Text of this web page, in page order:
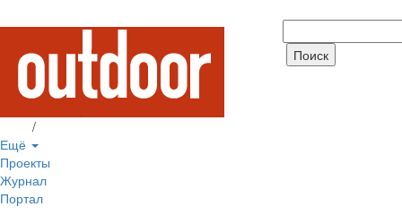
/
Ещё
Проекты
Журнал
Портал